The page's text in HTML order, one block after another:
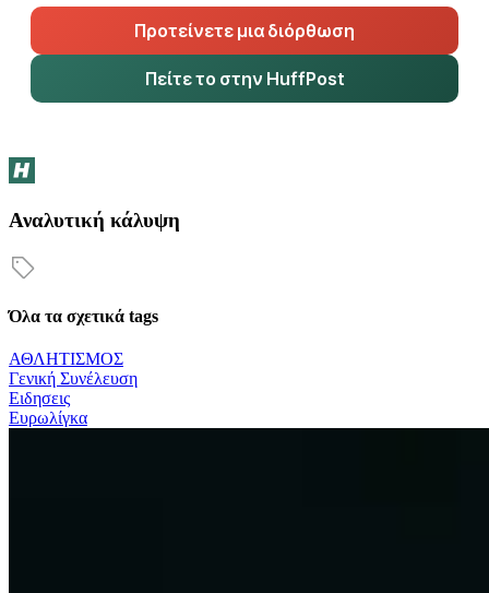
Προτείνετε μια διόρθωση
Πείτε το στην HuffPost
Αναλυτική κάλυψη
Όλα τα σχετικά tags
ΑΘΛΗΤΙΣΜΟΣ
Γενική Συνέλευση
Ειδησεις
Ευρωλίγκα